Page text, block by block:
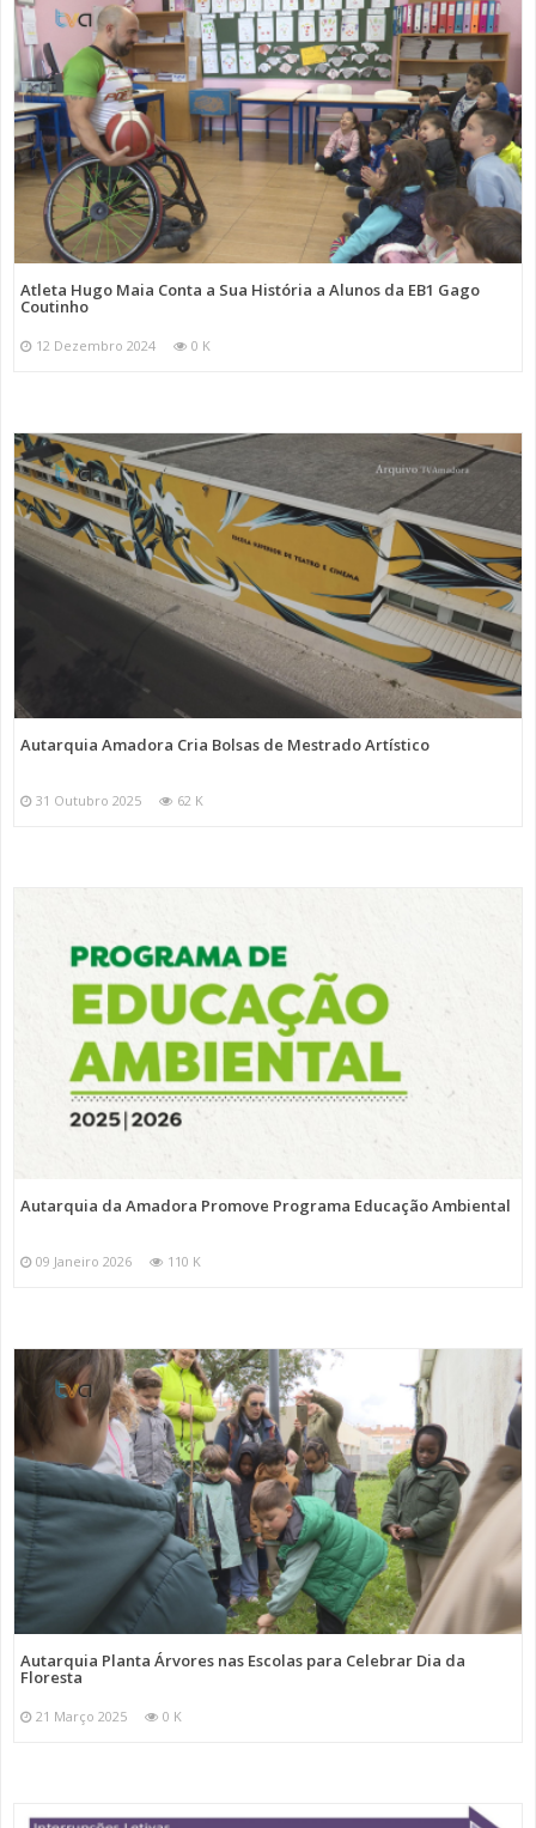
Atleta Hugo Maia Conta a Sua História a Alunos da EB1 Gago
Coutinho
12 Dezembro 2024 0 K
Autarquia Amadora Cria Bolsas de Mestrado Artístico
31 Outubro 2025 62 K
Autarquia da Amadora Promove Programa Educação Ambiental
09 Janeiro 2026 110 K
Autarquia Planta Árvores nas Escolas para Celebrar Dia da
Floresta
21 Março 2025 0 K